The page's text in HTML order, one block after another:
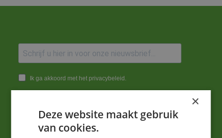
Ik ga akkoord met het privacybeleid.
×
Deze website maakt gebruik
van cookies.